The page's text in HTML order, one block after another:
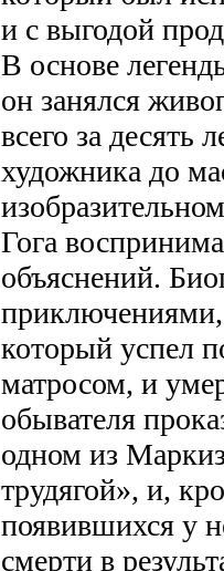
и с выгодой
В основе
он занялся
всего за десять
художника до
Гога
объяснений.
приключениями,
который успел
матросом, и
обывателя
одном из
трудягой», и,
появившихся у
смерти в